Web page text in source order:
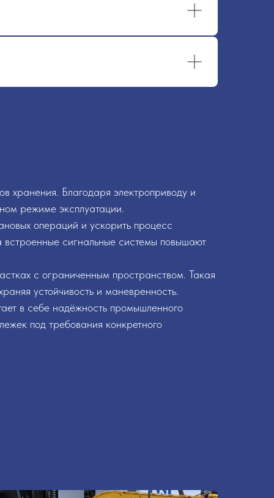
хранения. Благодаря электроприводу и
режиме эксплуатации.
операций и ускорить процесс
встроенные сигнальные системы повышают
с ограниченным пространством. Такая
устойчивость и маневренность.
в себе надёжность промышленного
под требования конкретного